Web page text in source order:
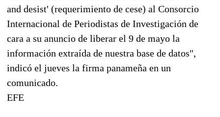
and desist' (requerimiento de cese) al Consorcio
Internacional de Periodistas de Investigación de
cara a su anuncio de liberar el 9 de mayo la
información extraída de nuestra base de datos",
indicó el jueves la firma panameña en un
comunicado.
EFE